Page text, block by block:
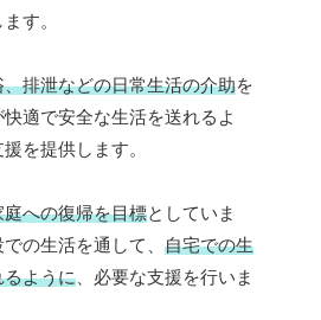
す。
排泄などの日常生活の介助を
適で安全な生活を送れるよ
を提供します。
庭への復帰を目標としていま
の生活を通して、 自宅での生
るように 、必要な支援を行いま